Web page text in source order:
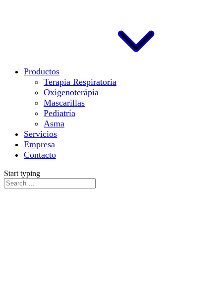
Productos
Terapia Respiratoria
Oxigenoterápia
Mascarillas
Pediatría
Asma
Servicios
Empresa
Contacto
Start typing